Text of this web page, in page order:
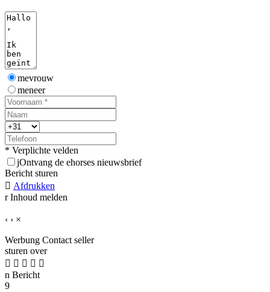
mevrouw
meneer
* Verplichte velden
jOntvang de ehorses nieuwsbrief
Bericht sturen
 Afdrukken
r Inhoud melden
‹ › ×
Werbung Contact seller
sturen over
    
n Bericht
9